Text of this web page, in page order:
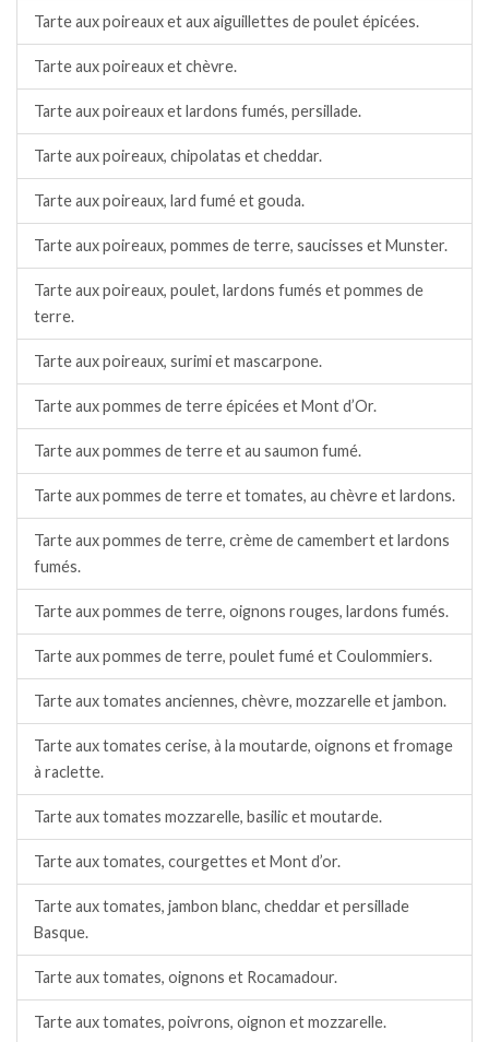
Tarte aux poireaux et aux aiguillettes de poulet épicées.
Tarte aux poireaux et chèvre.
Tarte aux poireaux et lardons fumés, persillade.
Tarte aux poireaux, chipolatas et cheddar.
Tarte aux poireaux, lard fumé et gouda.
Tarte aux poireaux, pommes de terre, saucisses et Munster.
Tarte aux poireaux, poulet, lardons fumés et pommes de
terre.
Tarte aux poireaux, surimi et mascarpone.
Tarte aux pommes de terre épicées et Mont d’Or.
Tarte aux pommes de terre et au saumon fumé.
Tarte aux pommes de terre et tomates, au chèvre et lardons.
Tarte aux pommes de terre, crème de camembert et lardons
fumés.
Tarte aux pommes de terre, oignons rouges, lardons fumés.
Tarte aux pommes de terre, poulet fumé et Coulommiers.
Tarte aux tomates anciennes, chèvre, mozzarelle et jambon.
Tarte aux tomates cerise, à la moutarde, oignons et fromage
à raclette.
Tarte aux tomates mozzarelle, basilic et moutarde.
Tarte aux tomates, courgettes et Mont d’or.
Tarte aux tomates, jambon blanc, cheddar et persillade
Basque.
Tarte aux tomates, oignons et Rocamadour.
Tarte aux tomates, poivrons, oignon et mozzarelle.